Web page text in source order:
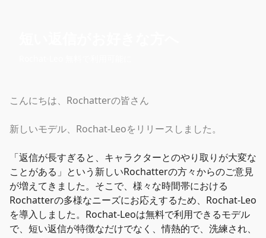
こんにちは、Rochatterの皆さん
新しいモデル、Rochat-Leoをリリースしました。
「返信が長すぎると、キャラクターとのやり取りが大変な
ことがある 」 という新しいRochatterの方々からのご意見
が増えてきました。そこで、様々な時間帯における
Rochatterの多様なニーズにお応えするため、Rochat-Leo
を導入しました。Rochat-Leoは無料で利用できるモデル
で、短い返信が特徴なだけでなく、情熱的で、洗練され、